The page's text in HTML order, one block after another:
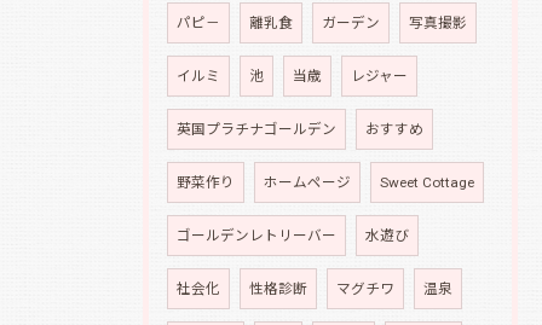
パピ－ 離乳食 ガーデン 写真撮影
イルミ 池 当歳 レジャー
英国プラチナゴールデン おすすめ
野菜作り ホームページ Sweet Cottage
ゴールデンレトリーバー 水遊び
社会化 性格診断 マグチワ 温泉